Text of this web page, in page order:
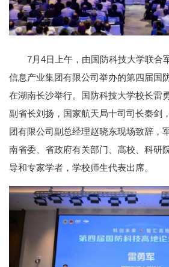
7月4日上午，由国防科技大学联合
信息产业集团有限公司举办的第四届国
在湖南长沙举行。国防科技大学校长雷
副省长刘扬，国家航天局十司司长秦剑
团有限公司副总经理赵晓东现场致辞，
南省委、省政府有关部门、高校、科研
导和专家学者，学校师生代表出席。